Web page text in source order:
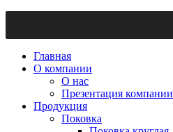
Главная
О компании
О нас
Презентация компании
Продукция
Поковка